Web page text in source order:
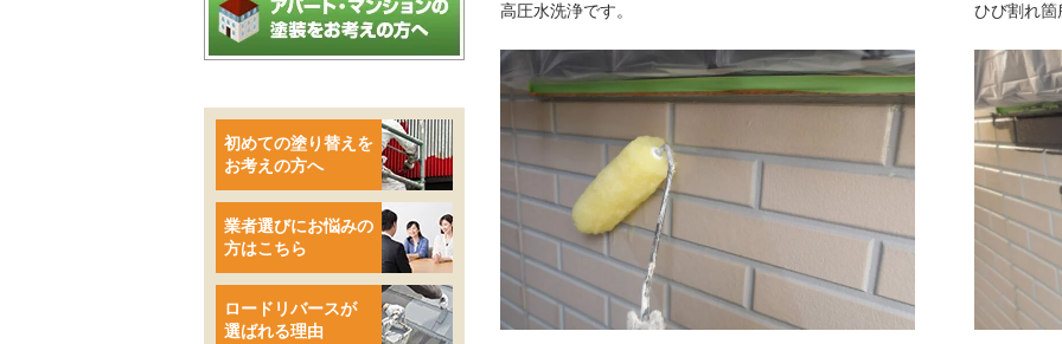
高圧水洗浄です。 ひび割れ箇
初めての塗り替えを
お考えの方へ
業者選びにお悩みの
方はこちら
ロードリバースが
選ばれる理由